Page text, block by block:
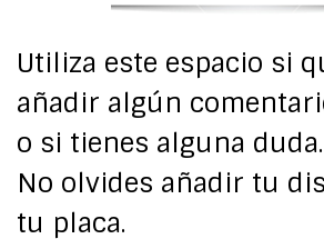
Utiliza este espacio si
añadir algún
o si tienes alguna duda.
No olvides añadir tu
tu placa.